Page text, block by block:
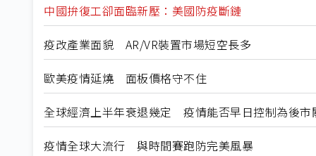
中國拚復工卻面臨新壓：美國防疫斷鏈
疫改產業面貌 AR/VR裝置市場短空長多
歐美疫情延燒 面板價格守不住
全球經濟上半年衰退幾定 疫情能否早日控制為後市
疫情全球大流行 與時間賽跑防完美風暴